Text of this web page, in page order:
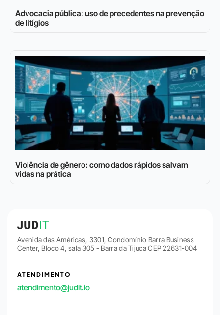
Advocacia pública: uso de precedentes na prevenção
de litígios
Violência de gênero: como dados rápidos salvam
vidas na prática
Avenida das Américas, 3301, Condomínio Barra Business
Center, Bloco 4, sala 305 - Barra da Tijuca CEP 22631-004
ATENDIMENTO
atendimento@judit.io